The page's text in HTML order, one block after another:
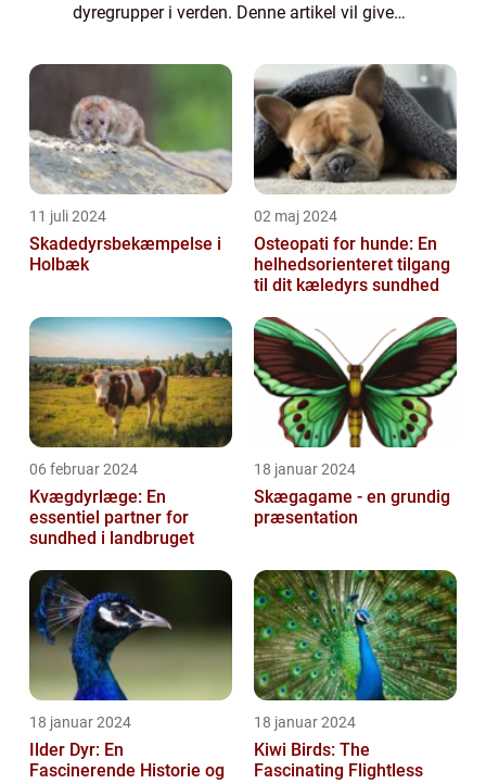
dyregrupper i verden. Denne artikel vil give
udforske deres evolutionære historie.
Præsen...
11 juli 2024
Skadedyrsbekæmpelse i
Holbæk
02 maj 2024
Osteopati for hunde: En
helhedsorienteret tilgang
til dit kæledyrs sundhed
06 februar 2024
Kvægdyrlæge: En
essentiel partner for
sundhed i landbruget
18 januar 2024
Skægagame - en grundig
præsentation
18 januar 2024
Ilder Dyr: En
Fascinerende Historie og
18 januar 2024
Kiwi Birds: The
Fascinating Flightless